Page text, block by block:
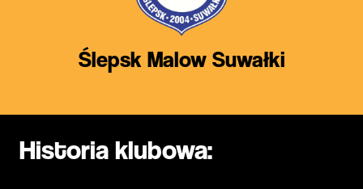
Ślepsk Malow Suwałki
Historia klubowa: